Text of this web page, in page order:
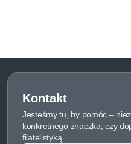
Kontakt
Jesteśmy tu, by pomóc –
konkretnego znaczka, czy
filatelistyką.